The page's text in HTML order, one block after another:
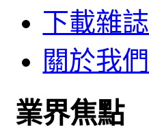
下載雜誌
關於我們
業界焦點